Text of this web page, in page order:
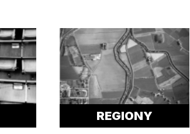
REGIONY